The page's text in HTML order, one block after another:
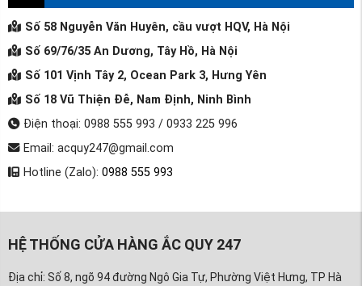
Số 58 Nguyễn Văn Huyên, cầu vượt HQV, Hà Nội
Số 69/76/35 An Dương, Tây Hồ, Hà Nội
Số 101 Vịnh Tây 2, Ocean Park 3, Hưng Yên
Số 18 Vũ Thiện Đễ, Nam Định, Ninh Bình
Điện thoại: 0988 555 993 / 0933 225 996
Email: acquy247@gmail.com
Hotline (Zalo): 0988 555 993
HỆ THỐNG CỬA HÀNG ẮC QUY 247
Địa chỉ: Số 8, ngõ 94 đường Ngô Gia Tự, Phường Việt Hưng, TP Hà